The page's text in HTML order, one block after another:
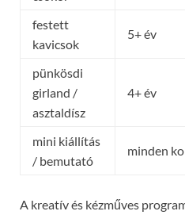
festett
kavicsok
5+ év
pünkösdi
girland /
asztaldísz
4+ év
mini kiállítás
/ bemutató
minden
A kreatív és kézműves